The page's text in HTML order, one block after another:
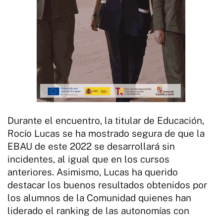
Durante el encuentro, la titular de Educación,
Rocío Lucas se ha mostrado segura de que la
EBAU de este 2022 se desarrollará sin
incidentes, al igual que en los cursos
anteriores. Asimismo, Lucas ha querido
destacar los buenos resultados obtenidos por
los alumnos de la Comunidad quienes han
liderado el ranking de las autonomías con